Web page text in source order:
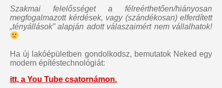
Szakmai felelősséget a félreérthetően/hiányosan
megfogalmazott kérdések, vagy (szándékosan) elferdített
„tényállások” alapján adott válaszaimért nem vállalhatok!
Ha új lakóépületben gondolkodsz, bemutatok Neked egy
modern építéstechnológiát:
itt, a You Tube csatornámon.